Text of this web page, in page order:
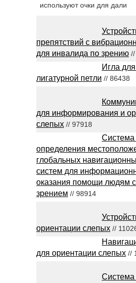
используют очки для дали
препятствий с
для инвалида по зрению
Игла
лигатурной петли // 86438
для информирования и
слепых // 97918
Система
определения
глобальных
систем для
оказания помощи людям
зрением // 98914
ориентации слепых //
для ориентации слепых //